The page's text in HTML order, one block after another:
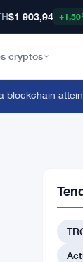
$1 903,94
cryptos
atteint la